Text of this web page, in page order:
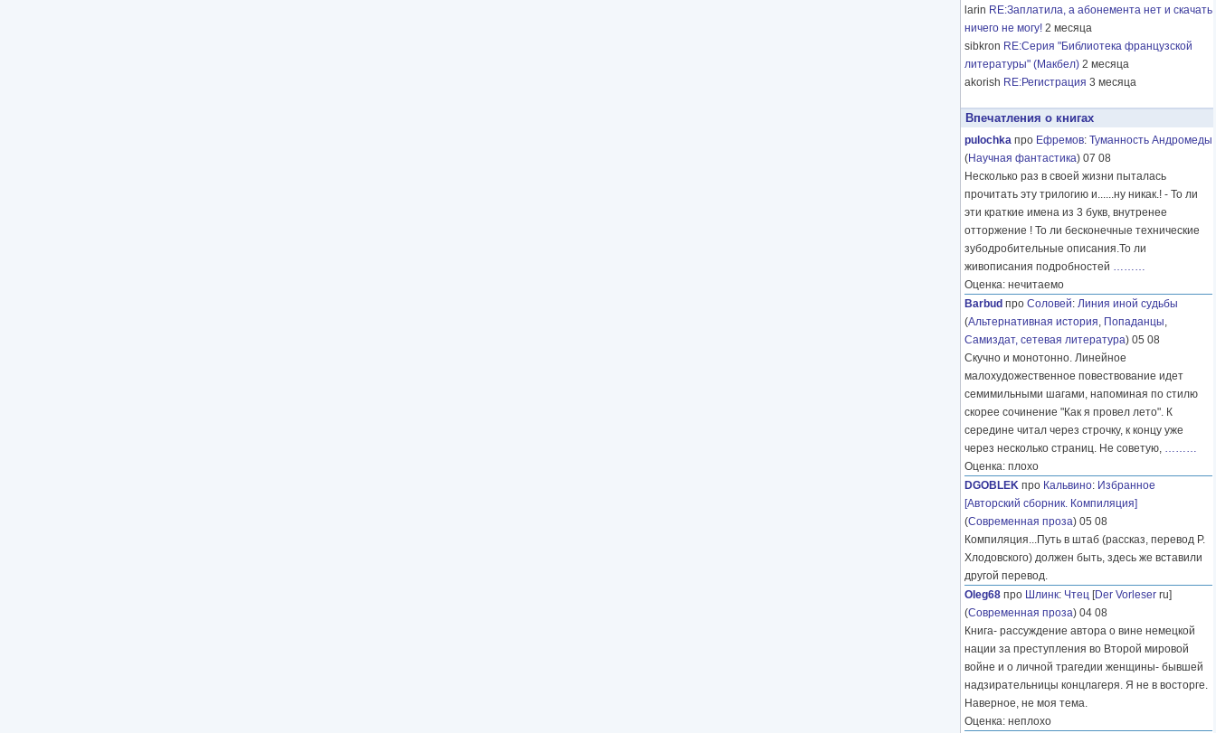
larin RE:Заплатила, а абонемента нет и скачать
ничего не могу! 2 месяца
sibkron RE:Серия "Библиотека французской
литературы" (Макбел) 2 месяца
akorish RE:Регистрация 3 месяца
Впечатления о книгах
pulochka про Ефремов: Туманность Андромеды
(Научная фантастика) 07 08
Несколько раз в своей жизни пыталась
прочитать эту трилогию и......ну никак.! - То ли
эти краткие имена из 3 букв, внутренее
отторжение ! То ли бесконечные технические
зубодробительные описания.То ли
живописания подробностей ………
Оценка: нечитаемо
Barbud про Соловей: Линия иной судьбы
(Альтернативная история, Попаданцы,
Самиздат, сетевая литература) 05 08
Скучно и монотонно. Линейное
малохудожественное повествование идет
семимильными шагами, напоминая по стилю
скорее сочинение "Как я провел лето". К
середине читал через строчку, к концу уже
через несколько страниц. Не советую, ………
Оценка: плохо
DGOBLEK про Кальвино: Избранное
[Авторский сборник. Компиляция]
(Современная проза) 05 08
Компиляция...Путь в штаб (рассказ, перевод Р.
Хлодовского) должен быть, здесь же вставили
другой перевод.
Oleg68 про Шлинк: Чтец [Der Vorleser ru]
(Современная проза) 04 08
Книга- рассуждение автора о вине немецкой
нации за преступления во Второй мировой
войне и о личной трагедии женщины- бывшей
надзирательницы концлагеря. Я не в восторге.
Наверное, не моя тема.
Оценка: неплохо